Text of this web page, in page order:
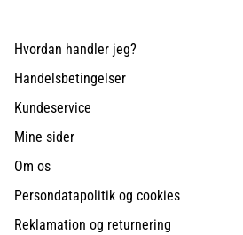
Hvordan handler jeg?
Handelsbetingelser
Kundeservice
Mine sider
Om os
Persondatapolitik og cookies
Reklamation og returnering